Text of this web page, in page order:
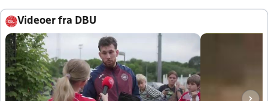
Videoer fra DBU